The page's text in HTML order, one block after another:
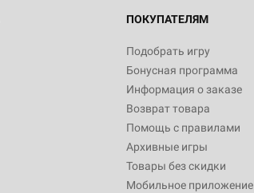
ПОКУПАТЕЛЯМ
Подобрать игру
Бонусная программа
Информация о заказе
Возврат товара
Помощь с правилами
Архивные игры
Товары без скидки
Мобильное приложение